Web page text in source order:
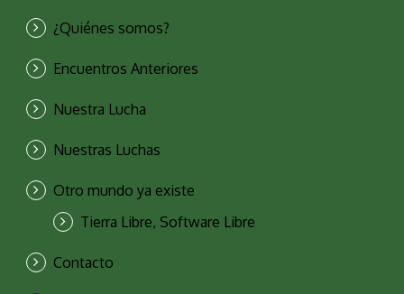
¿Quiénes somos?
Encuentros Anteriores
Nuestra Lucha
Nuestras Luchas
Otro mundo ya existe
Tierra Libre, Software Libre
Contacto